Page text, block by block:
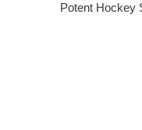
Potent Hockey